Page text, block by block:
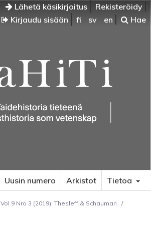
Lähetä käsikirjoitus
Rekisteröidy
Kirjaudu sisään
fi sv en Hae
Uusin numero Arkistot Tietoa
Vol 9 Nro 3 (2019): Thesleff & Schauman
/